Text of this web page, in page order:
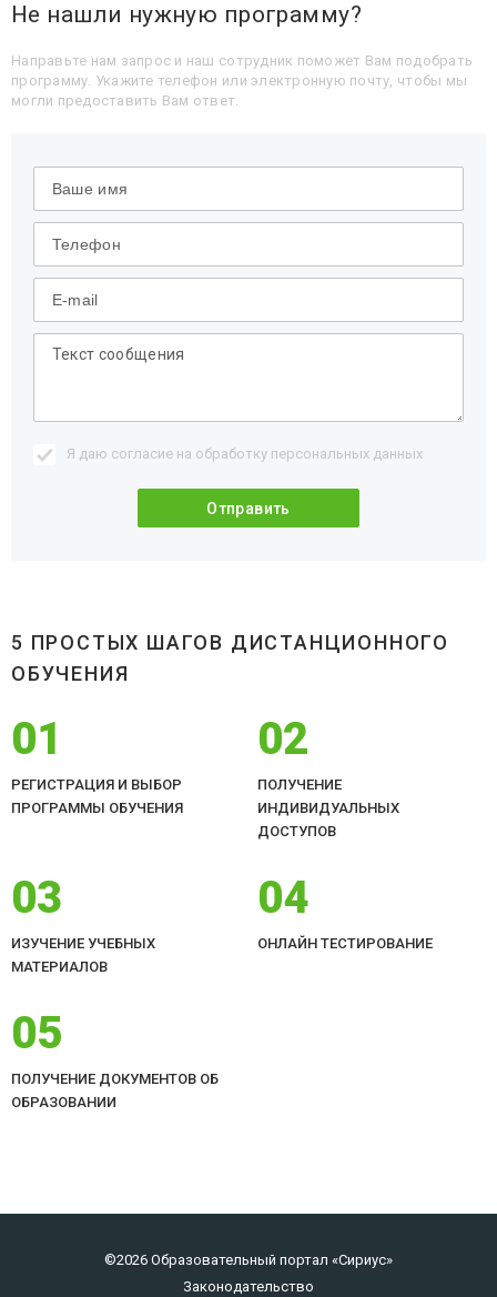
Не нашли нужную программу?
Направьте нам запрос и наш сотрудник поможет Вам подобрать
программу. Укажите телефон или электронную почту, чтобы мы
могли предоставить Вам ответ.
Я даю согласие на обработку персональных данных
5 ПРОСТЫХ ШАГОВ ДИСТАНЦИОННОГО
ОБУЧЕНИЯ
01
РЕГИСТРАЦИЯ И ВЫБОР
ПРОГРАММЫ ОБУЧЕНИЯ
02
ПОЛУЧЕНИЕ
ИНДИВИДУАЛЬНЫХ
ДОСТУПОВ
03
ИЗУЧЕНИЕ УЧЕБНЫХ
МАТЕРИАЛОВ
04
ОНЛАЙН ТЕСТИРОВАНИЕ
05
ПОЛУЧЕНИЕ ДОКУМЕНТОВ ОБ
ОБРАЗОВАНИИ
©2026 Образовательный портал «Сириус»
Законодательство